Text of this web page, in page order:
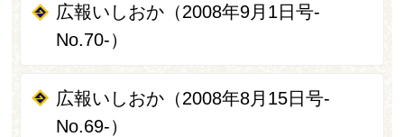
広報いしおか（2008年9月1日号-
No.70-）
広報いしおか（2008年8月15日号-
No.69-）